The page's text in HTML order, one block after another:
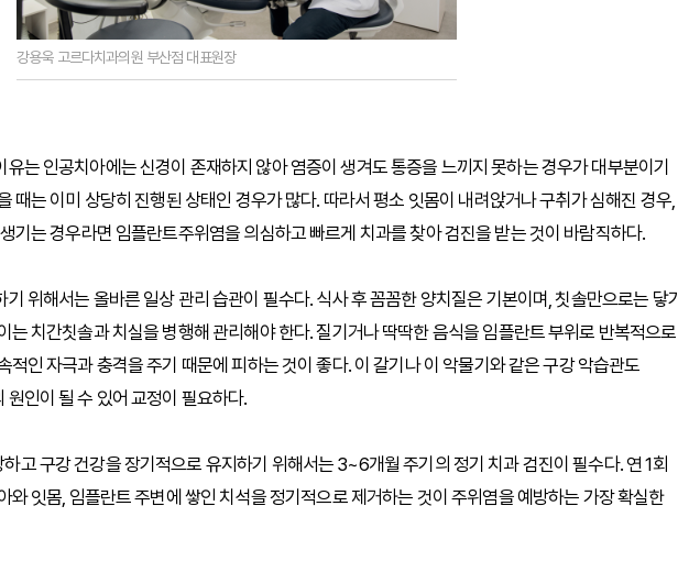
강용욱 고르다치과의원 부산점 대표원장
는 인공치아에는 신경이 존재하지 않아 염증이 생겨도 통증을 느끼지 못하는 경우가 대부분이기
때는 이미 상당히 진행된 상태인 경우가 많다. 따라서 평소 잇몸이 내려앉거나 구취가 심해진 경우,
기는 경우라면 임플란트주위염을 의심하고 빠르게 치과를 찾아 검진을 받는 것이 바람직하다.
위해서는 올바른 일상 관리 습관이 필수다. 식사 후 꼼꼼한 양치질은 기본이며, 칫솔만으로는 닿기
는 치간칫솔과 치실을 병행해 관리해야 한다. 질기거나 딱딱한 음식을 임플란트 부위로 반복적으로
적인 자극과 충격을 주기 때문에 피하는 것이 좋다. 이 갈기나 이 악물기와 같은 구강 악습관도
인이 될 수 있어 교정이 필요하다.
고 구강 건강을 장기적으로 유지하기 위해서는 3~6개월 주기의 정기 치과 검진이 필수다. 연 1회
와 잇몸, 임플란트 주변에 쌓인 치석을 정기적으로 제거하는 것이 주위염을 예방하는 가장 확실한